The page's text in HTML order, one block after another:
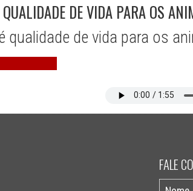
DE VIDA PARA OS
qualidade de vida para os
FALE